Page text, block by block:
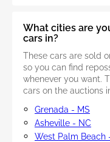
What cities are
cars in?
These cars are sold
so you can find
whenever you want.
cars on the auctions
Grenada - MS
Asheville - NC
West Palm Beach -